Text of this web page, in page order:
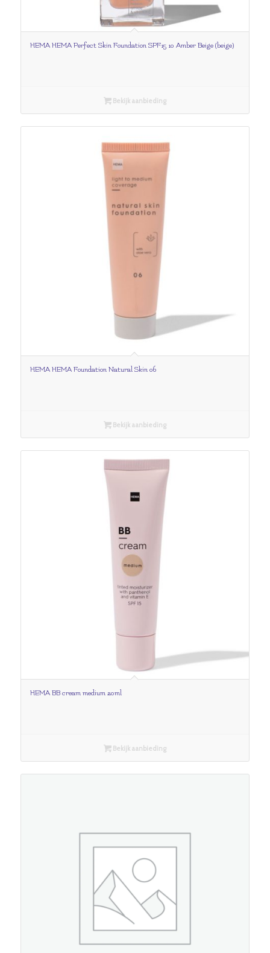
HEMA HEMA Perfect Skin Foundation SPF15 10 Amber Beige (beige)
Bekijk aanbieding
HEMA HEMA Foundation Natural Skin 06
Bekijk aanbieding
HEMA BB cream medium 20ml
Bekijk aanbieding